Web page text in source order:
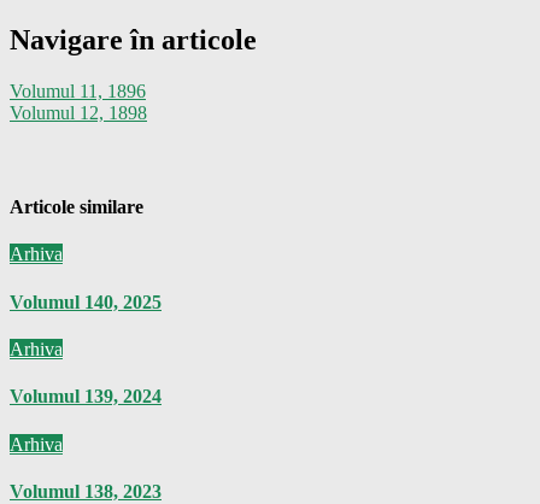
Navigare în articole
Volumul 11, 1896
Volumul 12, 1898
Articole similare
Arhiva
Volumul 140, 2025
Arhiva
Volumul 139, 2024
Arhiva
Volumul 138, 2023